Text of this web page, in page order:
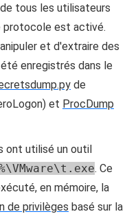
tous les utilisateurs
protocole est activé.
et d'extraire des
enregistrés dans le
de
et ProcDump
ont utilisé un outil
. Ce
en mémoire, la
de privilèges basé sur la